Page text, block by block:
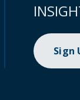
Sign